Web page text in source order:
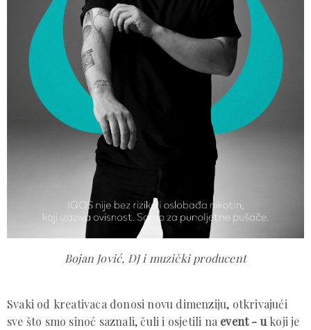
Bojan Jović, DJ i muzički producent
Svaki od kreativaca donosi novu dimenziju, otkrivajući
sve što smo sinoć saznali, čuli i osjetili na event - u koji je